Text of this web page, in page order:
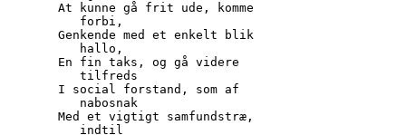
       At kunne gå frit ude, komme
          forbi,
       Genkende med et enkelt blik
          hallo,
       En fin taks, og gå videre
          tilfreds
       I social forstand, som af
          nabosnak
       Med et vigtigt samfundstræ,
          indtil